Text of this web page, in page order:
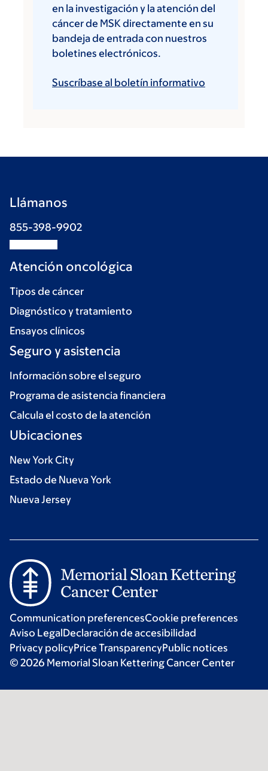
en la investigación y la atención del
cáncer de MSK directamente en su
bandeja de entrada con nuestros
boletines electrónicos.
Suscríbase al boletín informativo
Llámanos
855-398-9902
Atención oncológica
Tipos de cáncer
Diagnóstico y tratamiento
Ensayos clínicos
Seguro y asistencia
Información sobre el seguro
Programa de asistencia financiera
Calcula el costo de la atención
Ubicaciones
New York City
Estado de Nueva York
Nueva Jersey
Communication preferencesCookie preferences
Aviso LegalDeclaración de accesibilidad
Privacy policyPrice TransparencyPublic notices
© 2026 Memorial Sloan Kettering Cancer Center